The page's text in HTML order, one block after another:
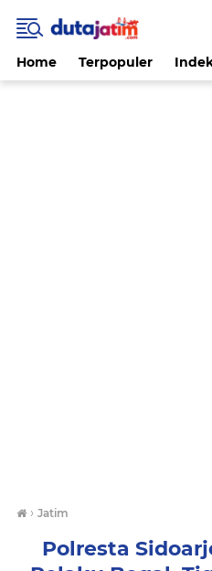
Home Terpopuler
› Jatim
Polresta